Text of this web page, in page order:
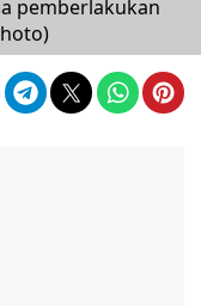
pemberlakukan